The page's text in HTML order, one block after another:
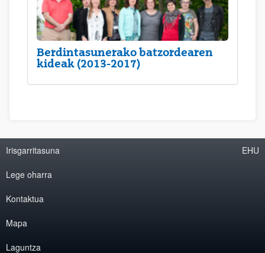
Berdintasunerako batzordearen
kideak (2013-2017)
Irisgarritasuna
Lege oharra
Kontaktua
Mapa
Laguntza
EHU